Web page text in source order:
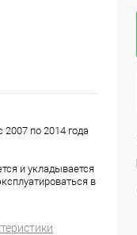
по 2014 года
и укладывается
в